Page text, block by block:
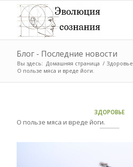
Блог - Последние новости
Вы здесь: Домашняя страница / Здоровье
О пользе мяса и вреде йоги.
ЗДОРОВЬЕ
О пользе мяса и вреде йоги.